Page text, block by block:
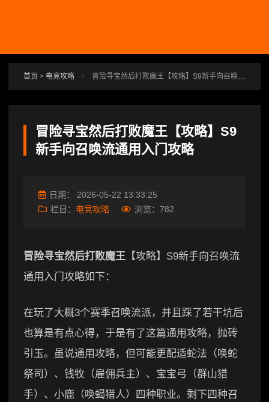
首页 > 电竞攻略 > 冒险寻宝然后打败魔王【攻略】S9新手向召唤流通用入门攻略
冒险寻宝然后打败魔王【攻略】S9
新手向召唤流通用入门攻略
日期： 2026-05-22 13:33:25
栏目： 电竞攻略 浏览： 782
冒险寻宝然后打败魔王 【攻略】S9新手向召唤流
通用入门攻略如下：
在玩了大概3个赛季召唤流派，并且踩了若干坑后
也算是有点心得，于是有了这篇通用攻略，抛砖
引玉。虽说通用攻略，但可能更配适蛇法（唤蛇
祭司）、钱牧（雇佣兵主）、宝宝弓（群山猎
手）、小鹿（唤蝎猎人）四种职业。剩下四种召